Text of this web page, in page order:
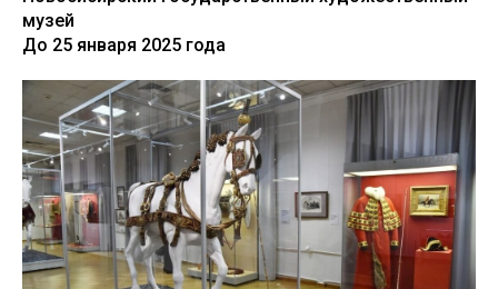
музей
До 25 января 2025 года